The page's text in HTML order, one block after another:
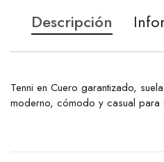
Descripción
Tenni en Cuero garantizado,
moderno, cómodo y casual para